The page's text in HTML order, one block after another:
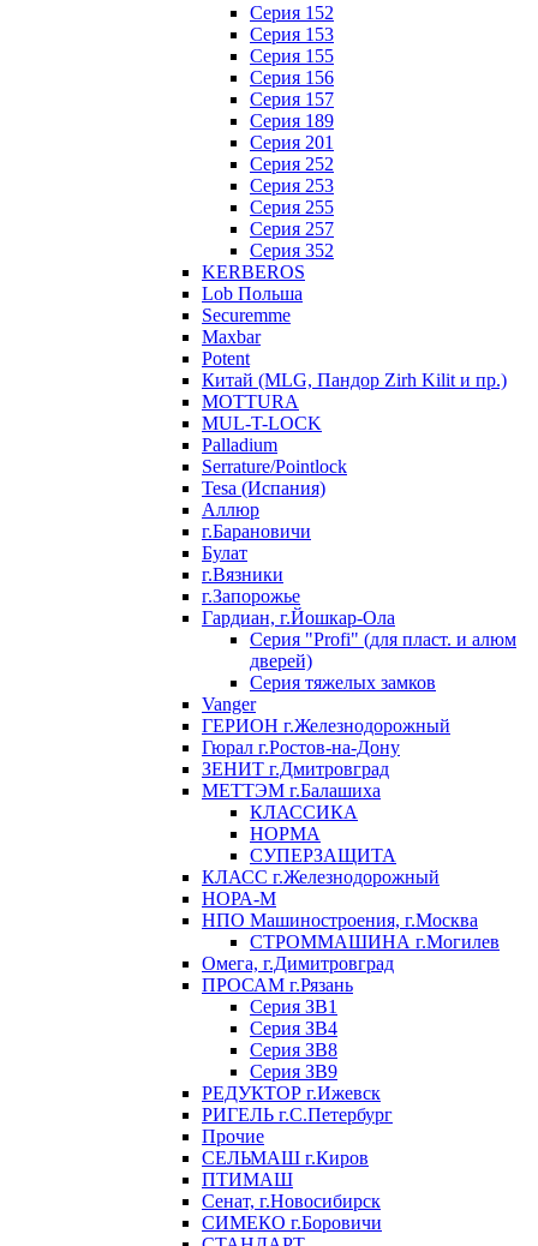
Серия 152
Серия 153
Серия 155
Серия 156
Серия 157
Серия 189
Серия 201
Серия 252
Серия 253
Серия 255
Серия 257
Серия 352
KERBEROS
Lob Польша
Securemme
Maxbar
Potent
Китай (MLG, Пандор Zirh Kilit и пр.)
MOTTURA
MUL-T-LOCK
Palladium
Serrature/Pointlock
Tesa (Испания)
Аллюр
г.Барановичи
Булат
г.Вязники
г.Запорожье
Гардиан, г.Йошкар-Ола
Серия "Profi" (для пласт. и алюм
дверей)
Серия тяжелых замков
Vanger
ГЕРИОН г.Железнодорожный
Гюрал г.Ростов-на-Дону
ЗЕНИТ г.Дмитровград
МЕТТЭМ г.Балашиха
КЛАССИКА
НОРМА
СУПЕРЗАЩИТА
КЛАСС г.Железнодорожный
НОРА-М
НПО Машиностроения, г.Москва
СТРОММАШИНА г.Могилев
Омега, г.Димитровград
ПРОСАМ г.Рязань
Серия ЗВ1
Серия ЗВ4
Серия ЗВ8
Серия ЗВ9
РЕДУКТОР г.Ижевск
РИГЕЛЬ г.С.Петербург
Прочие
СЕЛЬМАШ г.Киров
ПТИМАШ
Сенат, г.Новосибирск
СИМЕКО г.Боровичи